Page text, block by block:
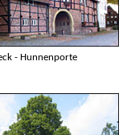
- Hunnenporte